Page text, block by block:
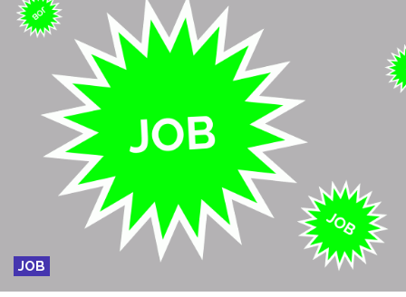
JOB
AUplaisir recrute un.e Chef-fe de
projet digital